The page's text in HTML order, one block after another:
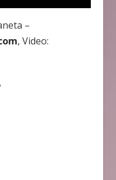
–
, Video: